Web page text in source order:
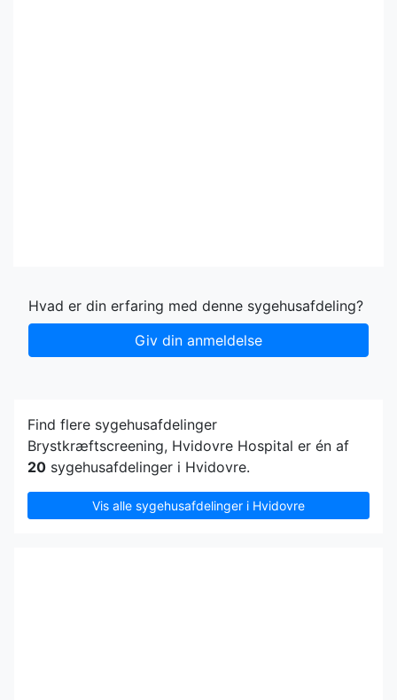
Hvad er din erfaring med denne sygehusafdeling?
Giv din anmeldelse
Find flere sygehusafdelinger
Brystkræftscreening, Hvidovre Hospital er én af
20 sygehusafdelinger i Hvidovre.
Vis alle sygehusafdelinger i Hvidovre